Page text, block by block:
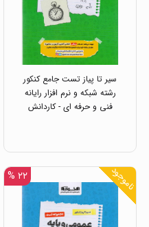
سیر تا پیاز تست جامع کنکور
رشته شبکه و نرم افزار رایانه
فنی و حرفه ای - کاردانش
ناموجود ۲۲ %